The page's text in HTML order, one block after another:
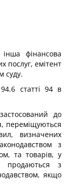
фінансова
послуг, емітент
суду.
статті 94 в
до
переміщуються
визначених
з
та товарів, у
продаються з
якщо